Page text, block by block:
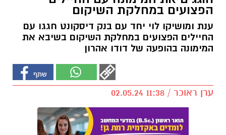
הפצועים במחלקת השיקום
ענת ומושיקו לוי יחד עם בנק דיסקונט חגגו עם
החיילים הפצועים במחלקת השיקום בשיבא את
המימונה בהופעה של דודו אהרון
ערן ראוכר / 11:38 02.05.24